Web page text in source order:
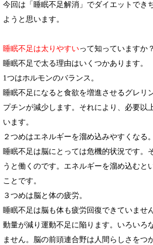
今回は「睡眠不足解消」でダイエットでき
ようと思います。
睡眠不足は太りやすいって知っていますか？
睡眠不足で太る理由はいくつかあります。
1つはホルモンのバランス。
睡眠不足になると食欲を増進させるグレリ
プチンが減少します。それにより、必要以
います。
２つめはエネルギーを溜め込みやすくなる。
睡眠不足は脳にとっては危機的状況です。
うと働くのです。エネルギーを溜め込むと
ことです。
３つめは脳と体の疲労。
睡眠不足は脳も体も疲労回復できていませ
動量が減り運動不足に陥ります。いろいろ
ません。脳の前頭連合野は人間らしさをつ